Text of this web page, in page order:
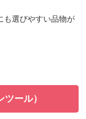
も選びやすい品物が
ール）